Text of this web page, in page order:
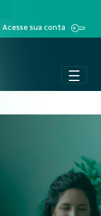
Acesse sua conta